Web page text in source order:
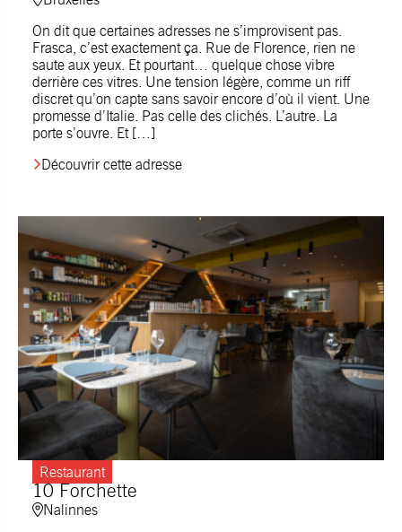
On dit que certaines adresses ne s’improvisent pas.
Frasca, c’est exactement ça. Rue de Florence, rien ne
saute aux yeux. Et pourtant… quelque chose vibre
derrière ces vitres. Une tension légère, comme un riff
discret qu’on capte sans savoir encore d’où il vient. Une
promesse d’Italie. Pas celle des clichés. L’autre. La
porte s’ouvre. Et […]
Découvrir cette adresse
10 Forchette
Restaurant
Nalinnes